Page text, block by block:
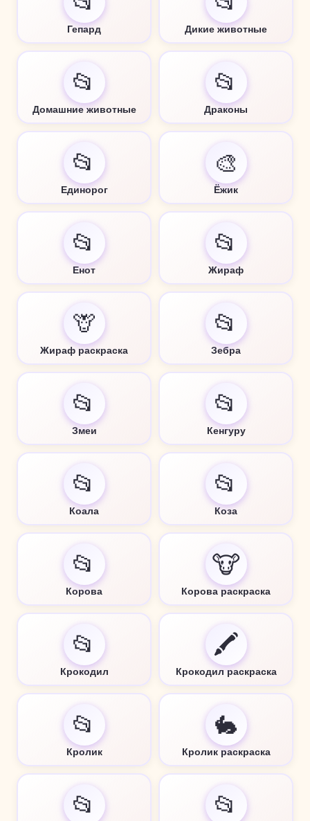
Гепард Дикие животные
📂
Домашние животные
📂
Драконы
📂
Единорог
🎨
Ёжик
📂
Енот
📂
Жираф
🦒
Жираф раскраска
📂
Зебра
📂
Змеи
📂
Кенгуру
📂
Коала
📂
Коза
📂
Корова
🐮
Корова раскраска
📂
Крокодил
🖍️
Крокодил раскраска
📂
Кролик
🐇
Кролик раскраска
📂 📂